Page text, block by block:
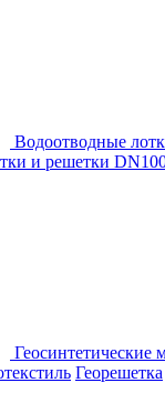
Водоотводные
и решетки
Геосинтетические
Георешетка